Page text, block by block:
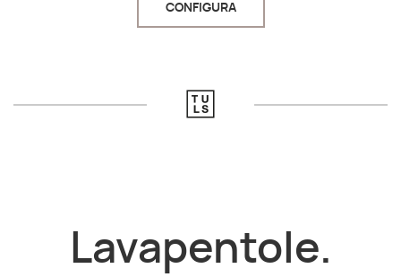
CONFIGURA
Lavapentole.